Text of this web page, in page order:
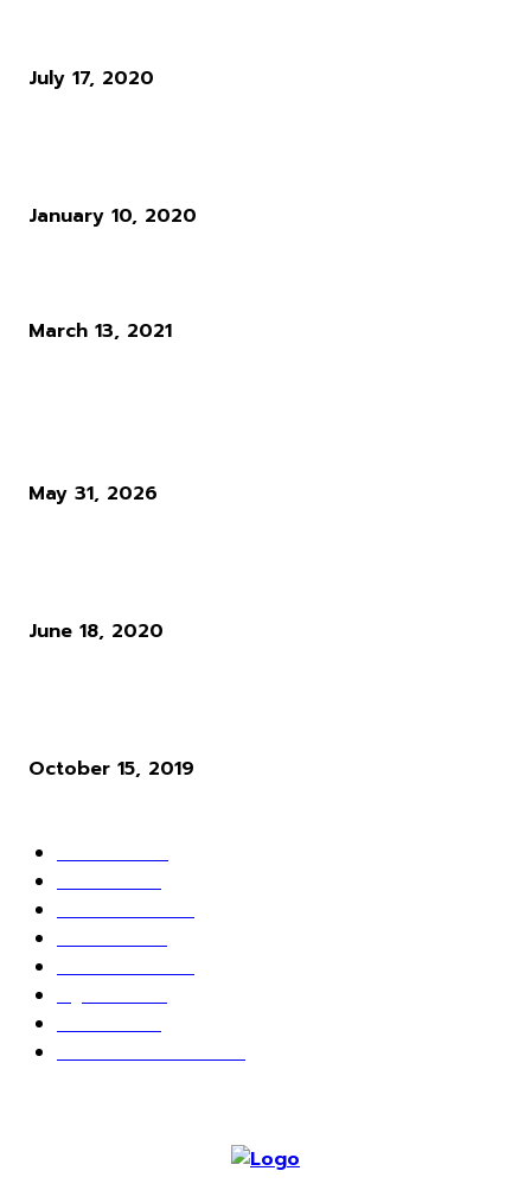
July 17, 2020
January 10, 2020
March 13, 2021
May 31, 2026
June 18, 2020
October 15, 2019
ข่าวเกมส์1162
เกม PC604
เกมส์ออนไลน์80
เกมส์มือถือ71
เกมส์คอนโซล67
สกู๊ปพิเศษ63
10 อันดับ24
วางจอย ปล่อยเมาส์23